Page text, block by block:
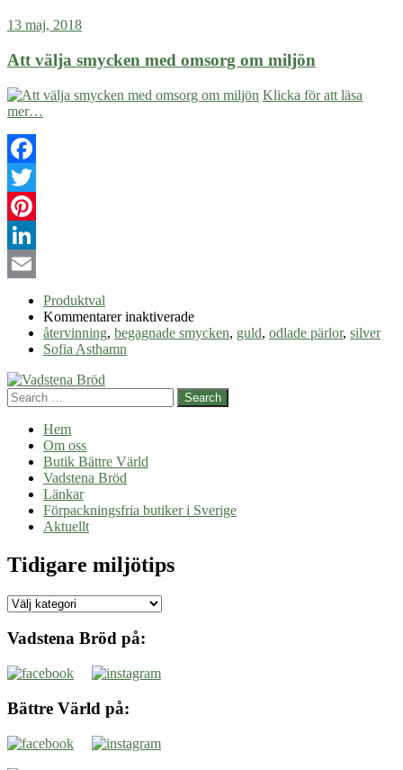
13 maj, 2018
Att välja smycken med omsorg om miljön
Klicka för att läsa
mer…
Facebook
Twitter
Pinterest
LinkedIn
Produktval
Kommentarer inaktiveradeför
Att
omsorg
återvinning, begagnade smycken, guld, odlade pärlor, silver
Sofia Asthamn
Search
Hem
Om oss
Butik Bättre Värld
Vadstena Bröd
Länkar
Förpackningsfria butiker i Sverige
Aktuellt
Tidigare miljötips
Tidigare
Vadstena Bröd på:
Bättre Värld på: